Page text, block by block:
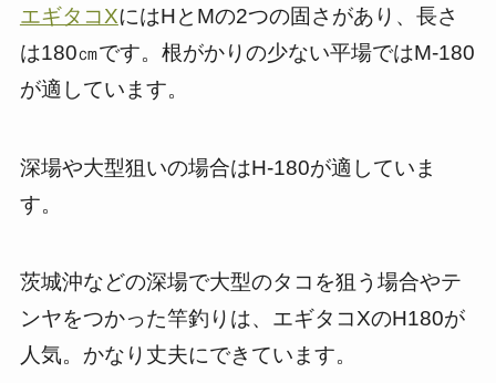
エギタコXにはHとMの2つの固さがあり、長さ
は180㎝です。根がかりの少ない平場ではM-180
が適しています。
深場や大型狙いの場合はH-180が適していま
す。
茨城沖などの深場で大型のタコを狙う場合やテ
ンヤをつかった竿釣りは、エギタコXのH180が
人気。かなり丈夫にできています。